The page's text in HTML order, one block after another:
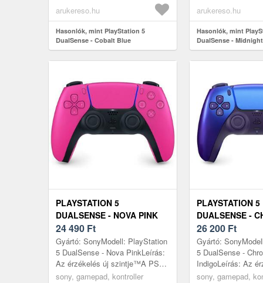
arukereso.hu
Hasonlók, mint PlayStation 5
DualSense - Cobalt Blue
arukereso.hu
Hasonlók, mint
DualSense -
PLAYSTATION 5
DUALSENSE - NOVA PINK
24 490 Ft
Gyártó: SonyModell: PlayStation
5 DualSense - Nova PinkLeírás:
Az érzékelés új szintje™A PS5
DualSense vezeték nélküli
sony, gamepad, kontroller
PLAYSTATION 5
DUALSENSE -
INDIGO
26 200 Ft
Gyártó:
5 DualSense -
IndigoLeírás: Az
szintje™A PS5
sony, gamepad,